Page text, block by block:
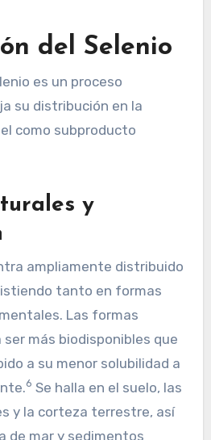
del Selenio
es un proceso
su distribución en la
como subproducto
y
ampliamente distribuido
tanto en formas
Las formas
más biodisponibles que
a su menor solubilidad a
6 Se halla en el suelo, las
y la corteza terrestre, así
de mar y sedimentos